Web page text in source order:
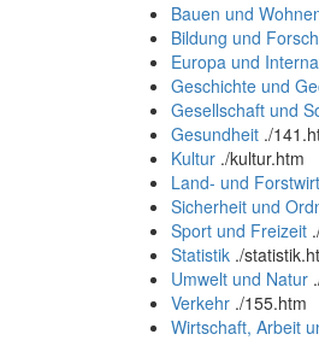
Bauen und
Bildung und
Europa und
Geschichte und
Gesellschaft und
Gesundheit ./
Kultur ./kultur.htm
Land- und
Sicherheit und
Sport und Freizeit .
Statistik ./
Umwelt und Natur .
Verkehr ./155.htm
Wirtschaft, Arbeit